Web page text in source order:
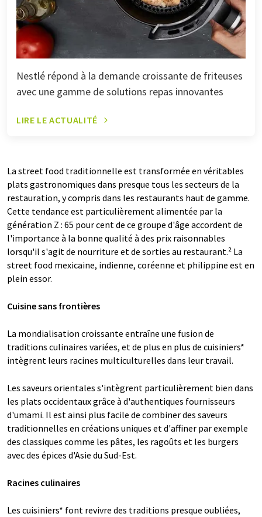
Nestlé répond à la demande croissante de friteuses
avec une gamme de solutions repas innovantes
LIRE LE ACTUALITÉ
La street food traditionnelle est transformée en véritables
plats gastronomiques dans presque tous les secteurs de la
restauration, y compris dans les restaurants haut de gamme.
Cette tendance est particulièrement alimentée par la
génération Z : 65 pour cent de ce groupe d'âge accordent de
l'importance à la bonne qualité à des prix raisonnables
lorsqu'il s'agit de nourriture et de sorties au restaurant.² La
street food mexicaine, indienne, coréenne et philippine est en
plein essor.
Cuisine sans frontières
La mondialisation croissante entraîne une fusion de
traditions culinaires variées, et de plus en plus de cuisiniers*
intègrent leurs racines multiculturelles dans leur travail.
Les saveurs orientales s'intègrent particulièrement bien dans
les plats occidentaux grâce à d'authentiques fournisseurs
d'umami. Il est ainsi plus facile de combiner des saveurs
traditionnelles en créations uniques et d'affiner par exemple
des classiques comme les pâtes, les ragoûts et les burgers
avec des épices d'Asie du Sud-Est.
Racines culinaires
Les cuisiniers* font revivre des traditions presque oubliées,